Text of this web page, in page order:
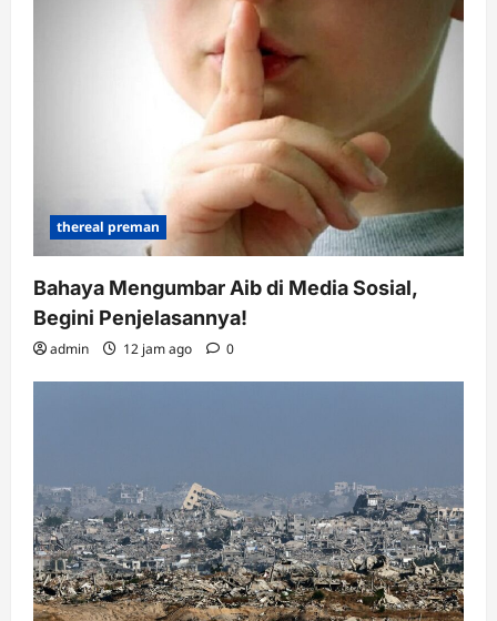
thereal preman
Bahaya Mengumbar Aib di Media Sosial,
Begini Penjelasannya!
admin 12 jam ago 0